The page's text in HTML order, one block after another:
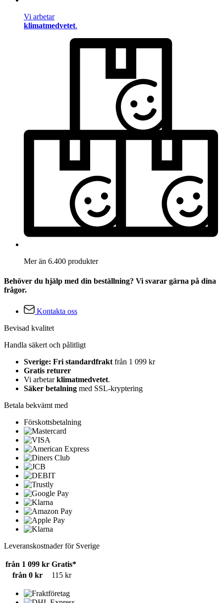
Vi arbetar
klimatmedvetet.
Mer än 6.400 produkter
Behöver du hjälp med din beställning? Vi svarar gärna på dina
frågor.
Kontakta oss
Bevisad kvalitet
Handla säkert och pålitligt
Sverige: Fri standardfrakt från 1 099 kr
Gratis returer
Vi arbetarklimatmedvetet.
Säker betalning med SSL-kryptering
Betala bekvämt med
Förskottsbetalning
Leveranskostnader för Sverige
från 1 099 kr Gratis*
från 0 kr
115 kr